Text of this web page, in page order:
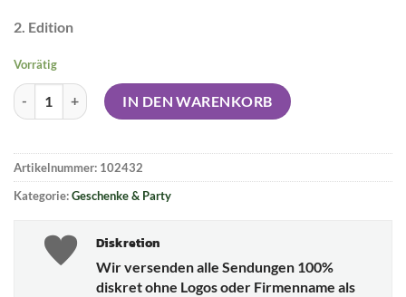
2. Edition
Vorrätig
Dealers Cup - Gesellschaftsspiel - 2. Edition Menge
IN DEN WARENKORB
Artikelnummer: 102432
Kategorie:Geschenke & Party
Diskretion
Wir versenden alle Sendungen 100%
diskret ohne Logos oder Firmenname als